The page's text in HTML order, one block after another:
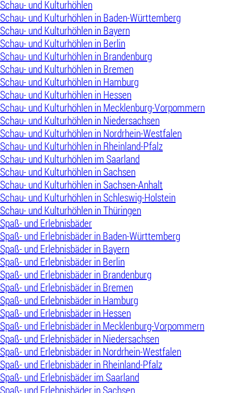
Schau- und Kulturhöhlen
Schau- und Kulturhöhlen in Baden-Württemberg
Schau- und Kulturhöhlen in Bayern
Schau- und Kulturhöhlen in Berlin
Schau- und Kulturhöhlen in Brandenburg
Schau- und Kulturhöhlen in Bremen
Schau- und Kulturhöhlen in Hamburg
Schau- und Kulturhöhlen in Hessen
Schau- und Kulturhöhlen in Mecklenburg-Vorpommern
Schau- und Kulturhöhlen in Niedersachsen
Schau- und Kulturhöhlen in Nordrhein-Westfalen
Schau- und Kulturhöhlen in Rheinland-Pfalz
Schau- und Kulturhöhlen im Saarland
Schau- und Kulturhöhlen in Sachsen
Schau- und Kulturhöhlen in Sachsen-Anhalt
Schau- und Kulturhöhlen in Schleswig-Holstein
Schau- und Kulturhöhlen in Thüringen
Spaß- und Erlebnisbäder
Spaß- und Erlebnisbäder in Baden-Württemberg
Spaß- und Erlebnisbäder in Bayern
Spaß- und Erlebnisbäder in Berlin
Spaß- und Erlebnisbäder in Brandenburg
Spaß- und Erlebnisbäder in Bremen
Spaß- und Erlebnisbäder in Hamburg
Spaß- und Erlebnisbäder in Hessen
Spaß- und Erlebnisbäder in Mecklenburg-Vorpommern
Spaß- und Erlebnisbäder in Niedersachsen
Spaß- und Erlebnisbäder in Nordrhein-Westfalen
Spaß- und Erlebnisbäder in Rheinland-Pfalz
Spaß- und Erlebnisbäder im Saarland